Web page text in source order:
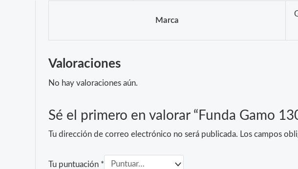
Marca
Valoraciones
No hay valoraciones aún.
Sé el primero en valorar “Funda Gamo
Tu dirección de correo electrónico no será publicada. Los campos
Tu puntuación *